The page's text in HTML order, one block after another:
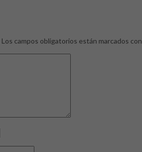
Los campos obligatorios están marcados con